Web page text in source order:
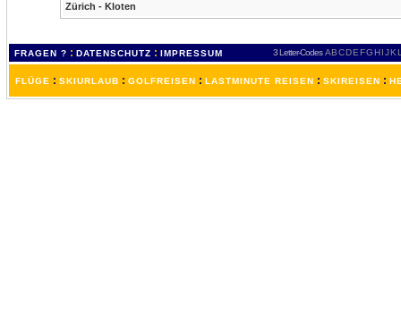
Zürich - Kloten
FRAGEN ? : DATENSCHUTZ : IMPRESSUM 3 Letter-Codes ABCDEFGH IJKL
FLÜGE : SKIURLAUB : GOLFREISEN : LASTMINUTE REISEN : SKIREISEN :